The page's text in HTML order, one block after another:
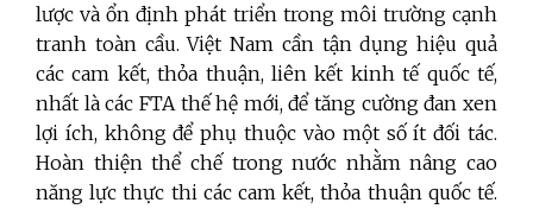
lược và ổn định phát triển trong môi trường cạnh
tranh toàn cầu. Việt Nam cần tận dụng hiệu quả
các cam kết, thỏa thuận, liên kết kinh tế quốc tế,
nhất là các FTA thế hệ mới, để tăng cường đan xen
lợi ích, không để phụ thuộc vào một số ít đối tác.
Hoàn thiện thể chế trong nước nhằm nâng cao
năng lực thực thi các cam kết, thỏa thuận quốc tế.